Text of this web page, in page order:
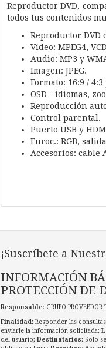
Reproductor DVD,
todos tus contenidos
Reproductor DVD
Vídeo: MPEG4,
Audio: MP3 y
Imagen: JPEG.
Formato: 16:9 /
OSD - idiomas,
Reproducción
Control parental.
Puerto USB y
Euroc.: RGB,
Accesorios: cable
¡Suscríbete a
INFORMACIÓN
PROTECCIÓN DE
Responsable: GRUPO
Finalidad : Responder las
enviarle la información solicitada;
del usuario; Destinatarios: Solo